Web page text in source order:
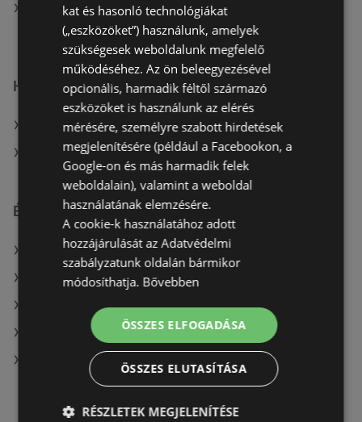
A(z) KiK Textilien und Non-Food B.V. (NL) üzletei itt:
Sopron-Fertődi
Hasonló kiskereskedők
A(z) KiK TEXTIL ÉS NON-FOOD KFT. (HU) ajánlatai
A(z) TEDi Distribution SAS ajánlatai
Érdeklődésre számot tartó elemek itt:
Gyöngy Patikak itt: Dunaújvárosi
A(z) Coop üzletei itt: Zsira
Spar market itt: Kecskeméti
A(z) Coop üzletei itt: Vasszécseny
A(z) Coop üzletei itt: Szilvásvárad
kat és hasonló technológiákat
(„eszközöket”) használunk, amelyek
szükségesek weboldalunk megfelelő
működéséhez. Az ön beleegyezésével
opcionális, harmadik féltől származó
eszközöket is használunk az elérés
mérésére, személyre szabott hirdetések
megjelenítésére (például a Facebookon, a
Google-on és más harmadik felek
weboldalain), valamint a weboldal
használatának elemzésére.
A cookie-k használatához adott
hozzájárulását az Adatvédelmi
szabályzatunk oldalán bármikor
módosíthatja. Bővebben
ÖSSZES ELFOGADÁSA
ÖSSZES ELUTASÍTÁSA
RÉSZLETEK MEGJELENÍTÉSE